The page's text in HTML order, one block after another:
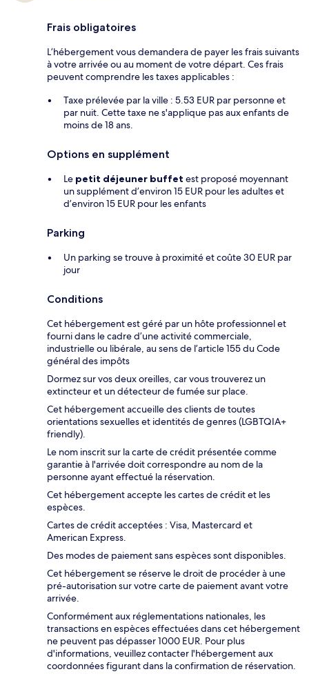
Frais obligatoires
L’hébergement vous demandera de payer les frais suivants
à votre arrivée ou au moment de votre départ. Ces frais
peuvent comprendre les taxes applicables :
Taxe prélevée par la ville : 5.53 EUR par personne et
par nuit. Cette taxe ne s'applique pas aux enfants de
moins de 18 ans.
Options en supplément
Le petit déjeuner buffet est proposé moyennant
un supplément d’environ 15 EUR pour les adultes et
d’environ 15 EUR pour les enfants
Parking
Un parking se trouve à proximité et coûte 30 EUR par
jour
Conditions
Cet hébergement est géré par un hôte professionnel et
fourni dans le cadre d’une activité commerciale,
industrielle ou libérale, au sens de l’article 155 du Code
général des impôts
Dormez sur vos deux oreilles, car vous trouverez un
extincteur et un détecteur de fumée sur place.
Cet hébergement accueille des clients de toutes
orientations sexuelles et identités de genres (LGBTQIA+
friendly).
Le nom inscrit sur la carte de crédit présentée comme
garantie à l'arrivée doit correspondre au nom de la
personne ayant effectué la réservation.
Cet hébergement accepte les cartes de crédit et les
espèces.
Cartes de crédit acceptées : Visa, Mastercard et
American Express.
Des modes de paiement sans espèces sont disponibles.
Cet hébergement se réserve le droit de procéder à une
pré-autorisation sur votre carte de paiement avant votre
arrivée.
Conformément aux réglementations nationales, les
transactions en espèces effectuées dans cet hébergement
ne peuvent pas dépasser 1000 EUR. Pour plus
d'informations, veuillez contacter l'hébergement aux
coordonnées figurant dans la confirmation de réservation.